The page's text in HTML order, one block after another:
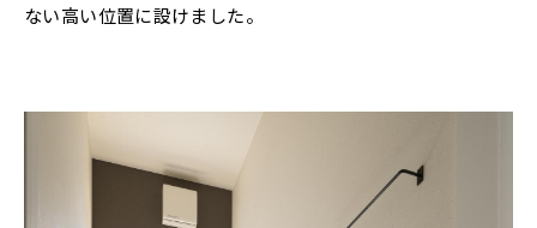
ない高い位置に設けました。